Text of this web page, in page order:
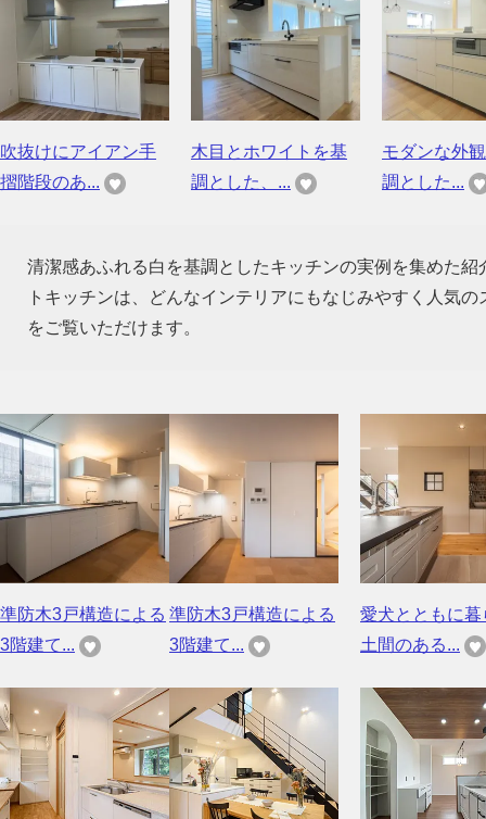
吹抜けにアイアン手
摺階段のあ...
木目とホワイトを基
調とした、...
モダンな外
調とした...
清潔感あふれる白を基調としたキッチンの実例を集めた
トキッチンは、どんなインテリアにもなじみやすく人気
をご覧いただけます。
準防木3戸構造による
3階建て...
準防木3戸構造による
3階建て...
愛犬とともに暮
土間のある...